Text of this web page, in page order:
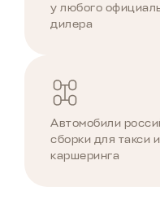
у любого
дилера
Автомобили
сборки для такси и
каршеринга